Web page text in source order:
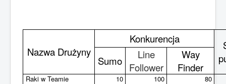
Nazwa Drużyny
Konkurencja
Sumo
Line
Follower
Way
Finder
Raki w Teamie 10 100
80